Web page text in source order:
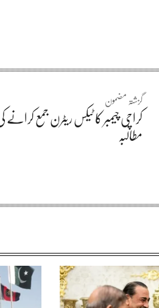
گزشتہ مضمون
مطالبہ